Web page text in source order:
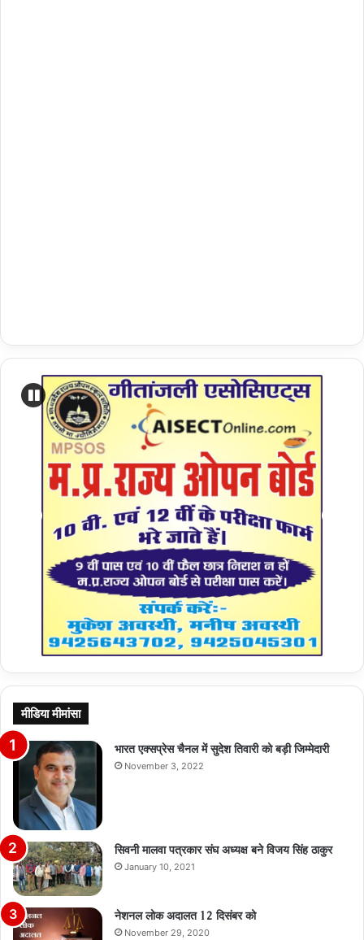
मीडिया मीमांसा
भारत एक्सप्रेस चैनल में सुदेश तिवारी को बड़ी जिम्मेदारी
November 3, 2022
सिवनी मालवा पत्रकार संघ अध्यक्ष बने विजय सिंह ठाकुर
January 10, 2021
नेशनल लोक अदालत 12 दिसंबर को
November 29, 2020